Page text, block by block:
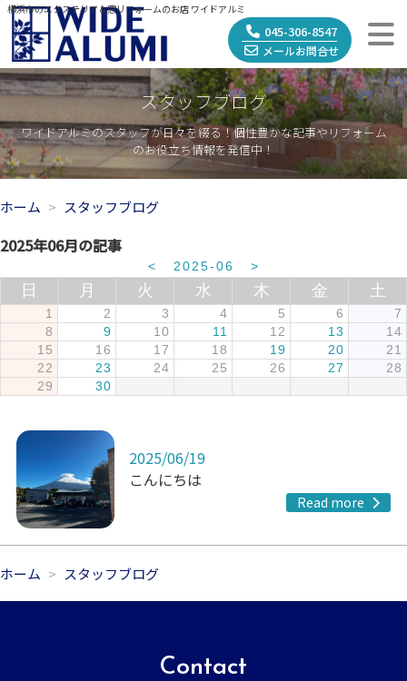
横浜市のエクステリア＆窓リフォームのお店 ワイドアルミ
045-306-8547
メールお問合せ
スタッフブログ
ワイドアルミのスタッフが日々を綴る！個性豊かな記事やリフォーム
のお役立ち情報を発信中！
ホーム スタッフブログ
2025年06月の記事
< 2025-06 >
日 月 火 水 木 金 土
1 2 3 4 5 6
7
8
9 10 11 12 13
14
15
16 17 18 19 20
21
22
23 24 25 26 27
28
29
30
2025/06/19
こんにちは
Read more
ホーム スタッフブログ
Contact